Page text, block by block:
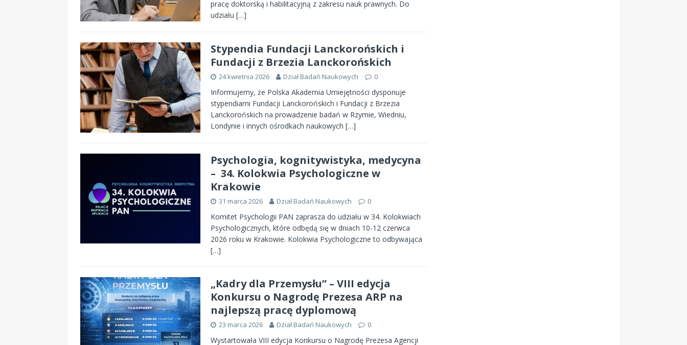
pracę doktorską i habilitacyjną z zakresu nauk prawnych. Do
udziału […]
Stypendia Fundacji Lanckorońskich i
Fundacji z Brzezia Lanckorońskich
24 kwietnia 2026 Dział Badań Naukowych 0
Informujemy, że Polska Akademia Umiejętności dysponuje
stypendiami Fundacji Lanckorońskich i Fundacji z Brzezia
Lanckorońskich na prowadzenie badań w Rzymie, Wiedniu,
Londynie i innych ośrodkach naukowych […]
Psychologia, kognitywistyka, medycyna
– 34. Kolokwia Psychologiczne w
Krakowie
31 marca 2026 Dział Badań Naukowych 0
Komitet Psychologii PAN zaprasza do udziału w 34. Kolokwiach
Psychologicznych, które odbędą się w dniach 10-12 czerwca
2026 roku w Krakowie. Kolokwia Psychologiczne to odbywająca
[…]
„Kadry dla Przemysłu” – VIII edycja
Konkursu o Nagrodę Prezesa ARP na
najlepszą pracę dyplomową
23 marca 2026 Dział Badań Naukowych 0
Wystartowała VIII edycja Konkursu o Nagrodę Prezesa Agencji